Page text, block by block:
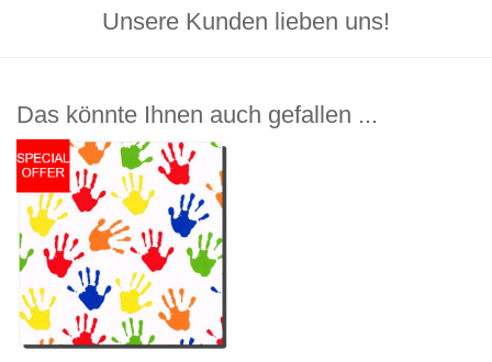
Unsere Kunden lieben uns!
Das könnte Ihnen auch gefallen ...